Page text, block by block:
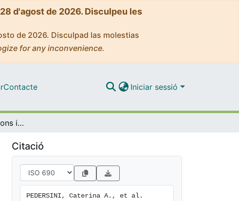
d'agost de 2026. Disculpeu les
de 2026. Disculpad las molestias
for any inconvenience.
Contacte Iniciar sessió
Functional interactions in patients with hemianopia: A graph theory-based connectivity study of resting fMRI signal
Citació
PEDERSINI, Caterina A., et al.